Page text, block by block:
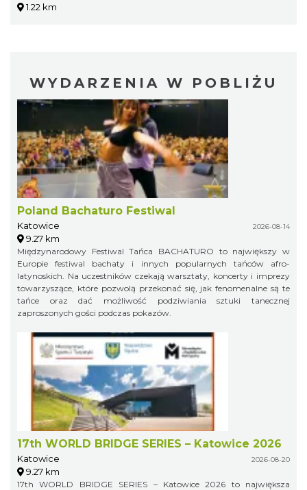
1.22 km
WYDARZENIA W POBLIŻU
Poland Bachaturo Festiwal
Katowice 2026-08-14
9.27 km
Międzynarodowy Festiwal Tańca BACHATURO to największy w
Europie festiwal bachaty i innych popularnych tańców afro-
latynoskich. Na uczestników czekają warsztaty, koncerty i imprezy
towarzyszące, które pozwolą przekonać się, jak fenomenalne są te
tańce oraz dać możliwość podziwiania sztuki tanecznej
zaproszonych gości podczas pokazów.
17th WORLD BRIDGE SERIES – Katowice 2026
Katowice 2026-08-20
9.27 km
17th WORLD BRIDGE SERIES – Katowice 2026 to największa